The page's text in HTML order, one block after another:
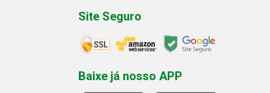
Site Seguro
Baixe já nosso APP